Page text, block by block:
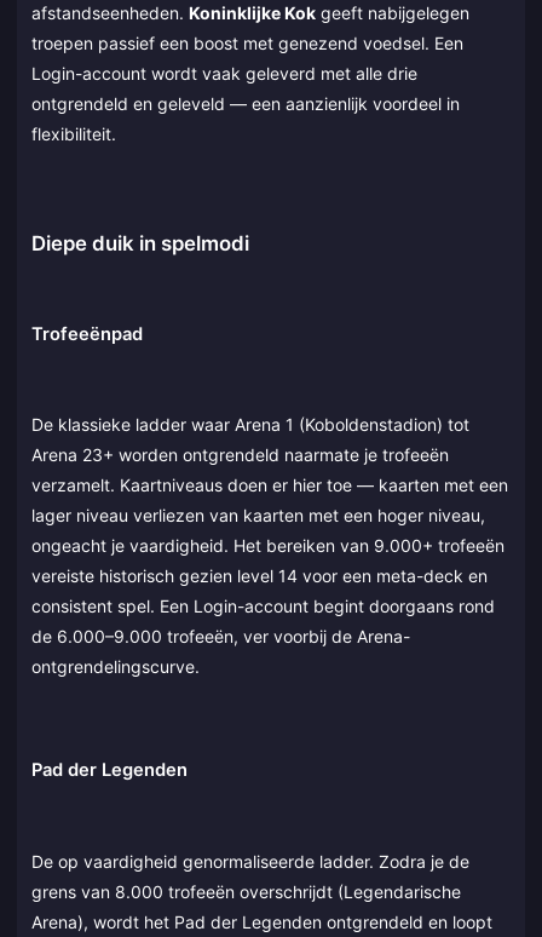
afstandseenheden. Koninklijke Kok geeft nabijgelegen
troepen passief een boost met genezend voedsel. Een
Login-account wordt vaak geleverd met alle drie
ontgrendeld en geleveld — een aanzienlijk voordeel in
flexibiliteit.
Diepe duik in spelmodi
Trofeeënpad
De klassieke ladder waar Arena 1 (Koboldenstadion) tot
Arena 23+ worden ontgrendeld naarmate je trofeeën
verzamelt. Kaartniveaus doen er hier toe — kaarten met een
lager niveau verliezen van kaarten met een hoger niveau,
ongeacht je vaardigheid. Het bereiken van 9.000+ trofeeën
vereiste historisch gezien level 14 voor een meta-deck en
consistent spel. Een Login-account begint doorgaans rond
de 6.000–9.000 trofeeën, ver voorbij de Arena-
ontgrendelingscurve.
Pad der Legenden
De op vaardigheid genormaliseerde ladder. Zodra je de
grens van 8.000 trofeeën overschrijdt (Legendarische
Arena), wordt het Pad der Legenden ontgrendeld en loopt